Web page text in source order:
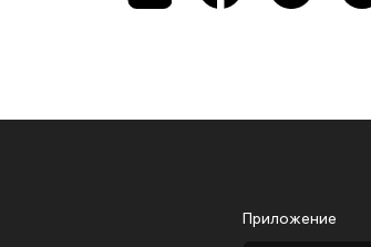
Приложение